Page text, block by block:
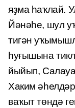
яҙма һаҡлай.
Йәнәһе, шул
тигән
һуғышына
йыйып,
Хаким
ваҡыт төндә